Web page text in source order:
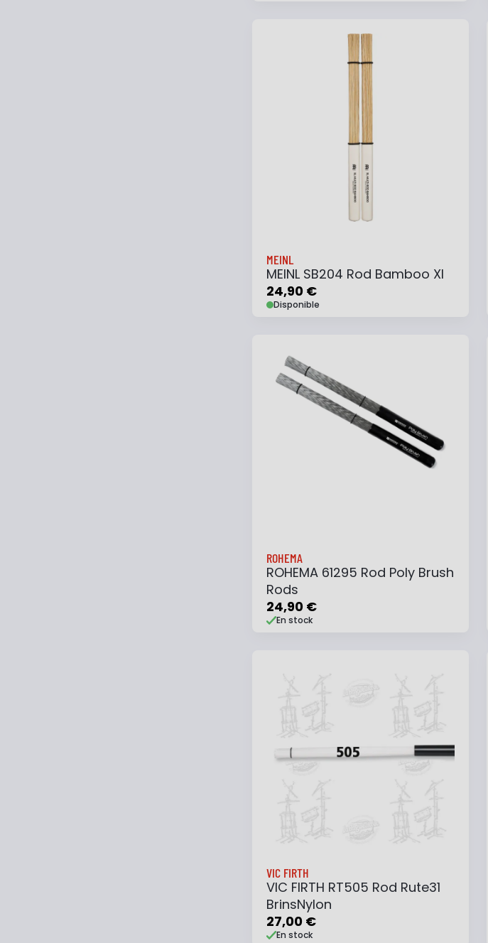
MEINL
MEINL SB204 Rod Bamboo Xl
24,90 €
Disponible
Ajouter au panier
Ajouter à ma liste
ROHEMA
ROHEMA 61295 Rod Poly Brush
Rods
24,90 €
En stock
Ajouter au panier
Ajouter à ma liste
VIC FIRTH
VIC FIRTH RT505 Rod Rute31
BrinsNylon
27,00 €
En stock